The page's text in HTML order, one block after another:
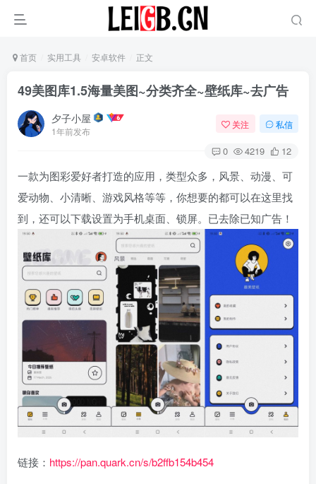
首页 实用工具 安卓软件 正文
49美图库1.5海量美图~分类齐全~壁纸库~去广告
夕子小屋
1年前发布
关注 私信
0 4219 12
一款为图彩爱好者打造的应用，类型众多，风景、动漫、可
爱动物、小清晰、游戏风格等等，你想要的都可以在这里找
到，还可以下载设置为手机桌面、锁屏。已去除已知广告！
链接： https://pan.quark.cn/s/b2ffb154b454